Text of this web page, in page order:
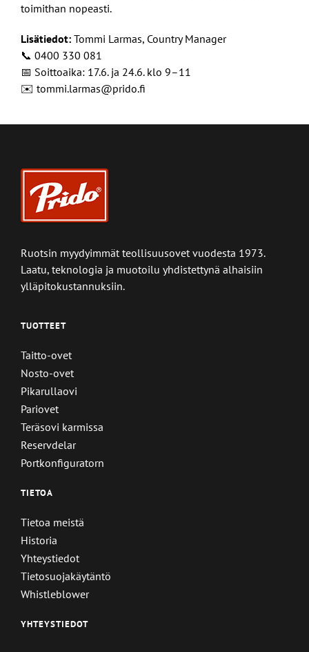
toimithan nopeasti.
Lisätiedot:Tommi Larmas, Country Manager
📞 0400 330 081
📅 Soittoaika: 17.6. ja 24.6. klo 9–11
✉️ tommi.larmas@prido.fi
Ruotsin myydyimmät teollisuusovet vuodesta 1973.
Laatu, teknologia ja muotoilu yhdistettynä alhaisiin
ylläpitokustannuksiin.
TUOTTEET
Taitto-ovet
Nosto-ovet
Pikarullaovi
Pariovet
Teräsovi karmissa
Reservdelar
Portkonfiguratorn
TIETOA
Tietoa meistä
Historia
Yhteystiedot
Tietosuojakäytäntö
Whistleblower
YHTEYSTIEDOT